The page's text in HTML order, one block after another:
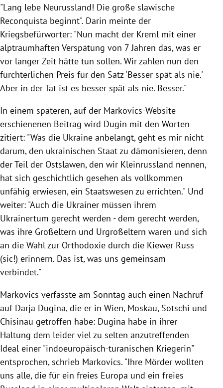
"Lang lebe Neurussland! Die große slawische
Reconquista beginnt". Darin meinte der
Kriegsbefürworter: "Nun macht der Kreml mit einer
alptraumhaften Verspätung von 7 Jahren das, was er
vor langer Zeit hätte tun sollen. Wir zahlen nun den
fürchterlichen Preis für den Satz 'Besser spät als nie.'
Aber in der Tat ist es besser spät als nie. Besser."
In einem späteren, auf der Markovics-Website
erschienenen Beitrag wird Dugin mit den Worten
zitiert: "Was die Ukraine anbelangt, geht es mir nicht
darum, den ukrainischen Staat zu dämonisieren, denn
der Teil der Ostslawen, den wir Kleinrussland nennen,
hat sich geschichtlich gesehen als vollkommen
unfähig erwiesen, ein Staatswesen zu errichten." Und
weiter: "Auch die Ukrainer müssen ihrem
Ukrainertum gerecht werden - dem gerecht werden,
was ihre Großeltern und Urgroßeltern waren und sich
an die Wahl zur Orthodoxie durch die Kiewer Russ
(sic!) erinnern. Das ist, was uns gemeinsam
verbindet."
Markovics verfasste am Sonntag auch einen Nachruf
auf Darja Dugina, die er in Wien, Moskau, Sotschi und
Chisinau getroffen habe: Dugina habe in ihrer
Haltung dem leider viel zu selten anzutreffenden
Ideal einer "indoeuropäisch-turanischen Kriegerin"
entsprochen, schrieb Markovics. "Ihre Mörder wollten
uns alle, die für ein freies Europa und ein freies